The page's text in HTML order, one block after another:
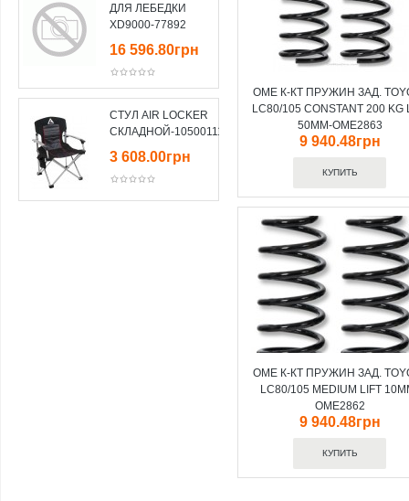
ДЛЯ ЛЕБЕДКИ
XD9000-77892
16 596.80грн
СТУЛ AIR LOCKER
СКЛАДНОЙ-10500111
3 608.00грн
OME К-КТ ПРУЖИН ЗАД.
LC80/105 CONSTANT 200 KG
50MM-OME2863
9 940.48грн
OME К-КТ ПРУЖИН ЗАД.
LC80/105 MEDIUM LIFT
OME2862
9 940.48грн